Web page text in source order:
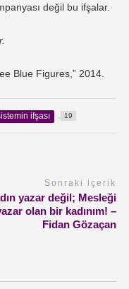
değil bu ifşalar.
Blue Figures,” 2014.
ifşası 19
Sonraki içerik
yazar değil; Mesleği
olan bir kadınım! –
Fidan Gözaçan